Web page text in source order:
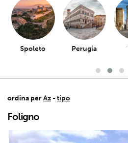
Spoleto Perugia
ordina perAz -tipo
Foligno